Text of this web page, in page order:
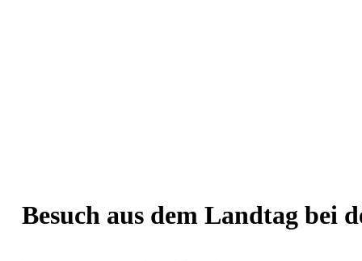
Besuch aus dem Landtag bei